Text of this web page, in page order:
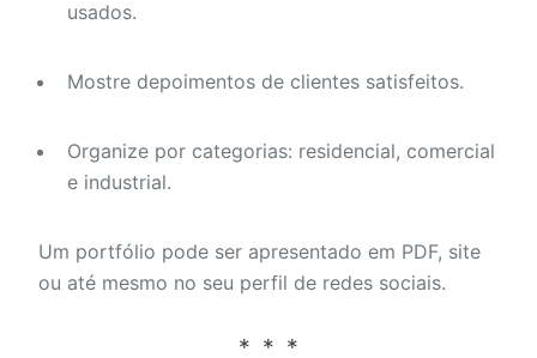
usados.
Mostre depoimentos de clientes satisfeitos.
Organize por categorias: residencial, comercial
e industrial.
Um portfólio pode ser apresentado em PDF, site
ou até mesmo no seu perfil de redes sociais.